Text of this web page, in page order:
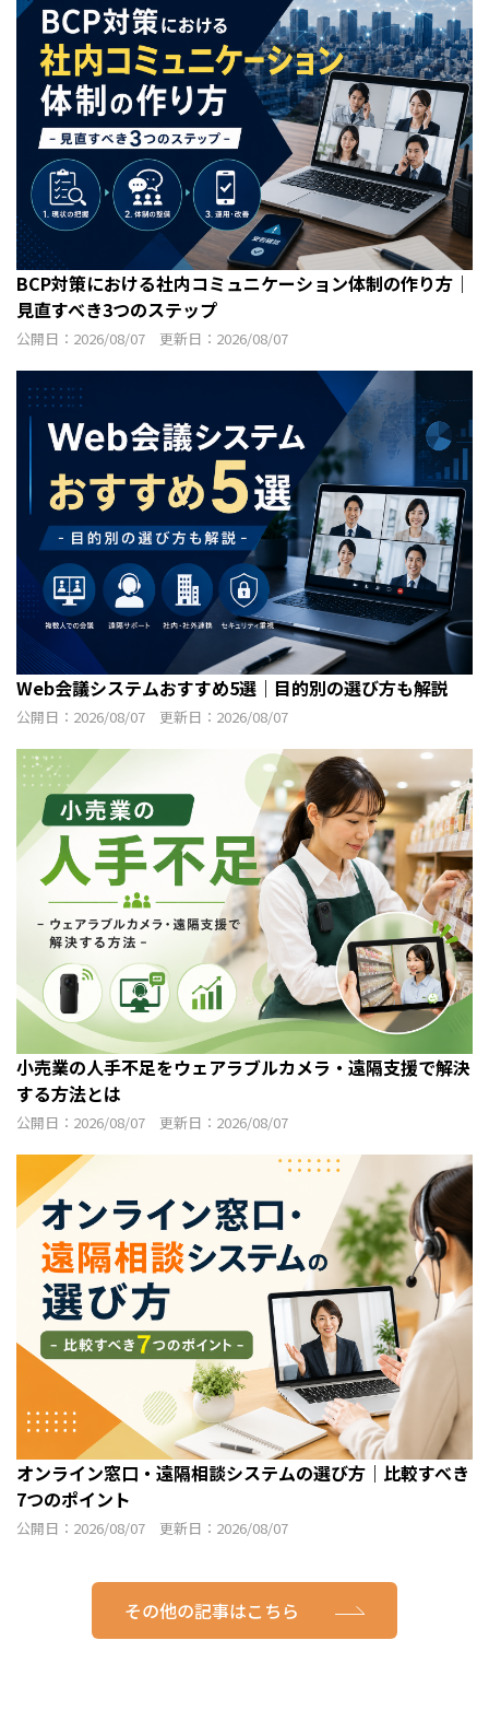
BCP対策における社内コミュニケーション体制の作り方｜
見直すべき3つのステップ
公開日：2026/08/07 更新日：2026/08/07
Web会議システムおすすめ5選｜目的別の選び方も解説
公開日：2026/08/07 更新日：2026/08/07
小売業の人手不足をウェアラブルカメラ・遠隔支援で解決
する方法とは
公開日：2026/08/07 更新日：2026/08/07
オンライン窓口・遠隔相談システムの選び方｜比較すべき
7つのポイント
公開日：2026/08/07 更新日：2026/08/07
その他の記事はこちら